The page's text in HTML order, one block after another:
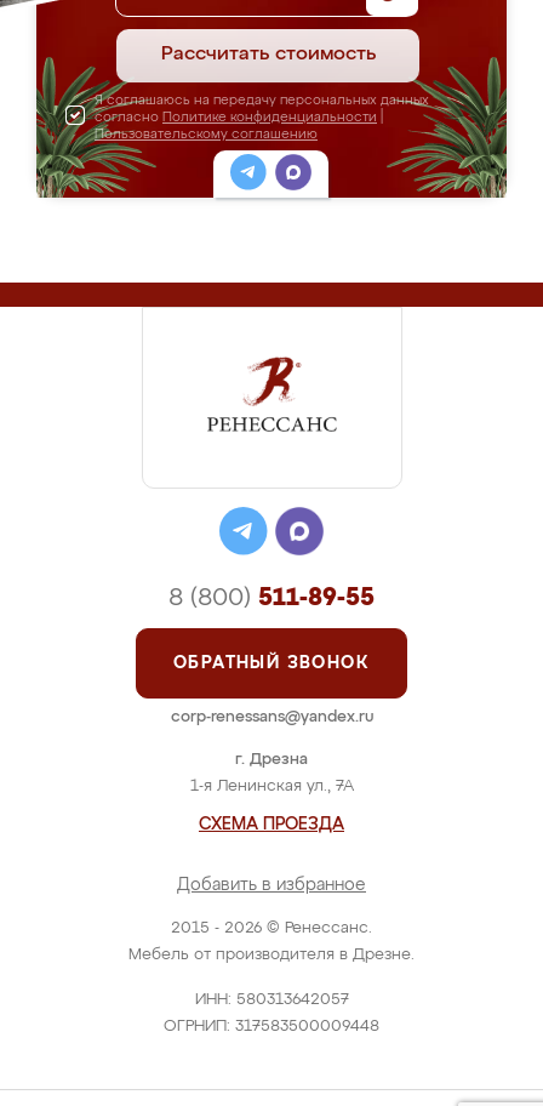
Рассчитать стоимость
Я соглашаюсь на передачу персональных данных
согласно Политике конфиденциальности
Пользовательскому соглашению
2015 - 2026 © Ренессанс.
Мебель от производителя в Дрезне.
ИНН: 580313642057
ОГРНИП: 317583500009448
г. Дрезна
1-я Ленинская ул., 7А
СХЕМА ПРОЕЗДА
Добавить в избранное
8 (800) 511-89-55
ОБРАТНЫЙ ЗВОНОК
corp-renessans@yandex.ru